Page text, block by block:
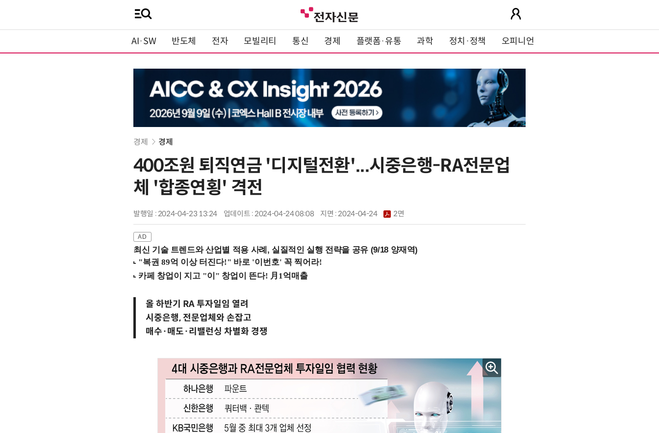
AI·SW 반도체 전자 모빌리티 통신 경제 플랫폼·유통 과학 정치·정책 오피니언
경제 경제
400조원 퇴직연금 '디지털전환'...시중은행-RA전문업
체 '합종연횡' 격전
발행일 : 2024-04-23 13:24 업데이트 : 2024-04-24 08:08 지면 :2024-04-24 2면
최신 기술 트렌드와 산업별 적용 사례, 실질적인 실행 전략을 공유 (9/18 양재역)
올 하반기 RA 투자일임 열려
시중은행, 전문업체와 손잡고
매수·매도·리밸런싱 차별화 경쟁